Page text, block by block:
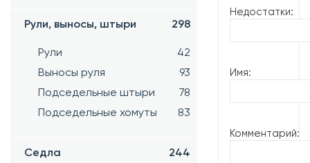
Рули, выносы, штыри 298
Рули
42
Выносы руля
93
Подседельные штыри
78
Подседельные хомуты
83
Седла 244
Недостатки:
Имя:
Комментарий: